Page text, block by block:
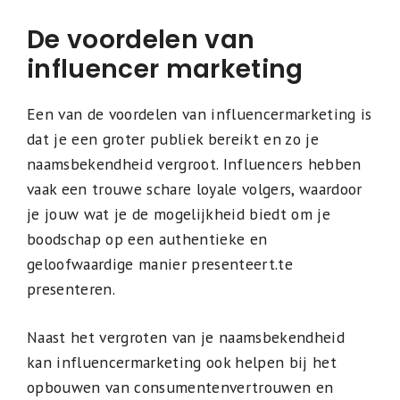
De voordelen van
influencer marketing
Een van de voordelen van influencermarketing is
dat je een groter publiek bereikt en zo je
naamsbekendheid vergroot. Influencers hebben
vaak een trouwe schare loyale volgers, waardoor
je jouw wat je de mogelijkheid biedt om je
boodschap op een authentieke en
geloofwaardige manier presenteert.te
presenteren.
Naast het vergroten van je naamsbekendheid
kan influencermarketing ook helpen bij het
opbouwen van consumentenvertrouwen en